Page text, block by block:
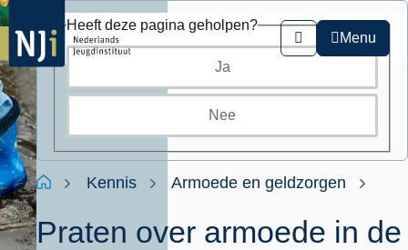
Overslaan
en
naar
de
inhoud
gaan
Zoeken
Menu
Kruimelpad
HomeKennis Armoede en geldzorgen
Praten over armoede in de
Heeft deze pagina geholpen?
Ja
Nee